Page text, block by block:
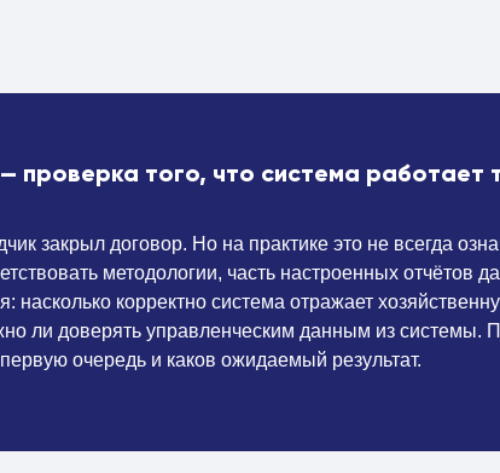
проверка того, что система работает
закрыл договор. Но на практике это не всегда
методологии, часть настроенных
насколько корректно система отражает
ли доверять управленческим данным из системы.
очередь и каков ожидаемый результат.